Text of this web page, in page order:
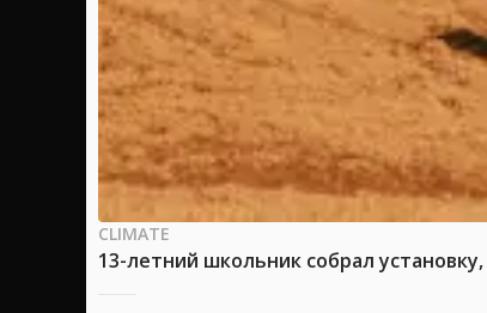
CLIMATE
13-летний школьник собрал